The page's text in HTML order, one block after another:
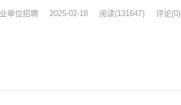
单位招聘 2025-02-18 阅读(131647) 评论(0)